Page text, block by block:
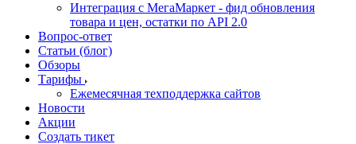
Интеграция с МегаМаркет - фид обновления
товара и цен, остатки по API 2.0
Вопрос-ответ
Статьи (блог)
Обзоры
Тарифы
Ежемесячная техподдержка сайтов
Новости
Акции
Создать тикет